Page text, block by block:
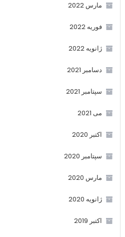
مارس 2022
فوریه 2022
ژانویه 2022
دسامبر 2021
سپتامبر 2021
می 2021
اکتبر 2020
سپتامبر 2020
مارس 2020
ژانویه 2020
اکتبر 2019